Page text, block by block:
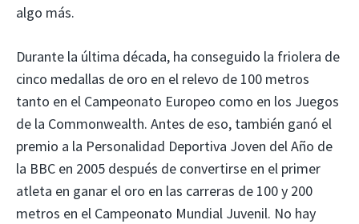
algo más.
Durante la última década, ha conseguido la friolera de
cinco medallas de oro en el relevo de 100 metros
tanto en el Campeonato Europeo como en los Juegos
de la Commonwealth. Antes de eso, también ganó el
premio a la Personalidad Deportiva Joven del Año de
la BBC en 2005 después de convertirse en el primer
atleta en ganar el oro en las carreras de 100 y 200
metros en el Campeonato Mundial Juvenil. No hay